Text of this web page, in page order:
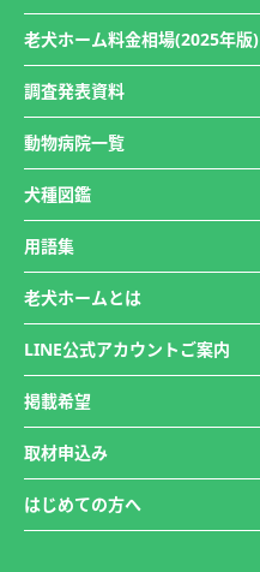
老犬ホーム料金相場(2025年版)
調査発表資料
動物病院一覧
犬種図鑑
用語集
老犬ホームとは
LINE公式アカウントご案内
掲載希望
取材申込み
はじめての方へ